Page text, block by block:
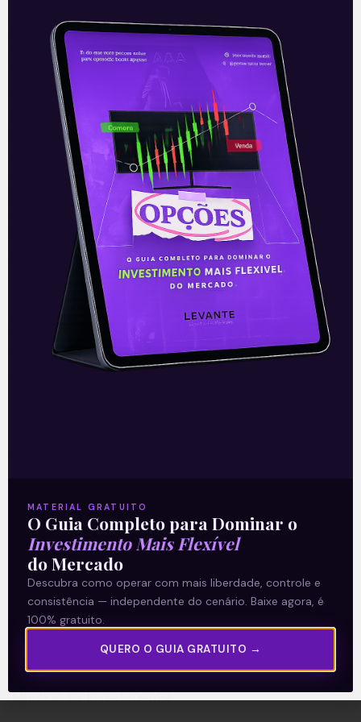
Sinqia adquire LOTE45
A Sinqia (SQIA3) anunciou, nesta terça-
feira (18), após o fechamento dos
mercados, a sua segunda aquisição neste
novo ciclo de crescimento inorgânico,
iniciado após o
Leia mais
19/01/2022
Termos e Condições
Política de Privacidade
Explore
Artigos
E Eu Com Isso?
Vídeos no Youtube
Manuais de Investimento
MATERIAL GRATUITO
O Guia Completo para Dominar o
Investimento Mais Flexível
do Mercado
Descubra como operar com mais liberdade, controle e
consistência — independente do cenário. Baixe agora, é
100% gratuito.
QUERO O GUIA GRATUITO →